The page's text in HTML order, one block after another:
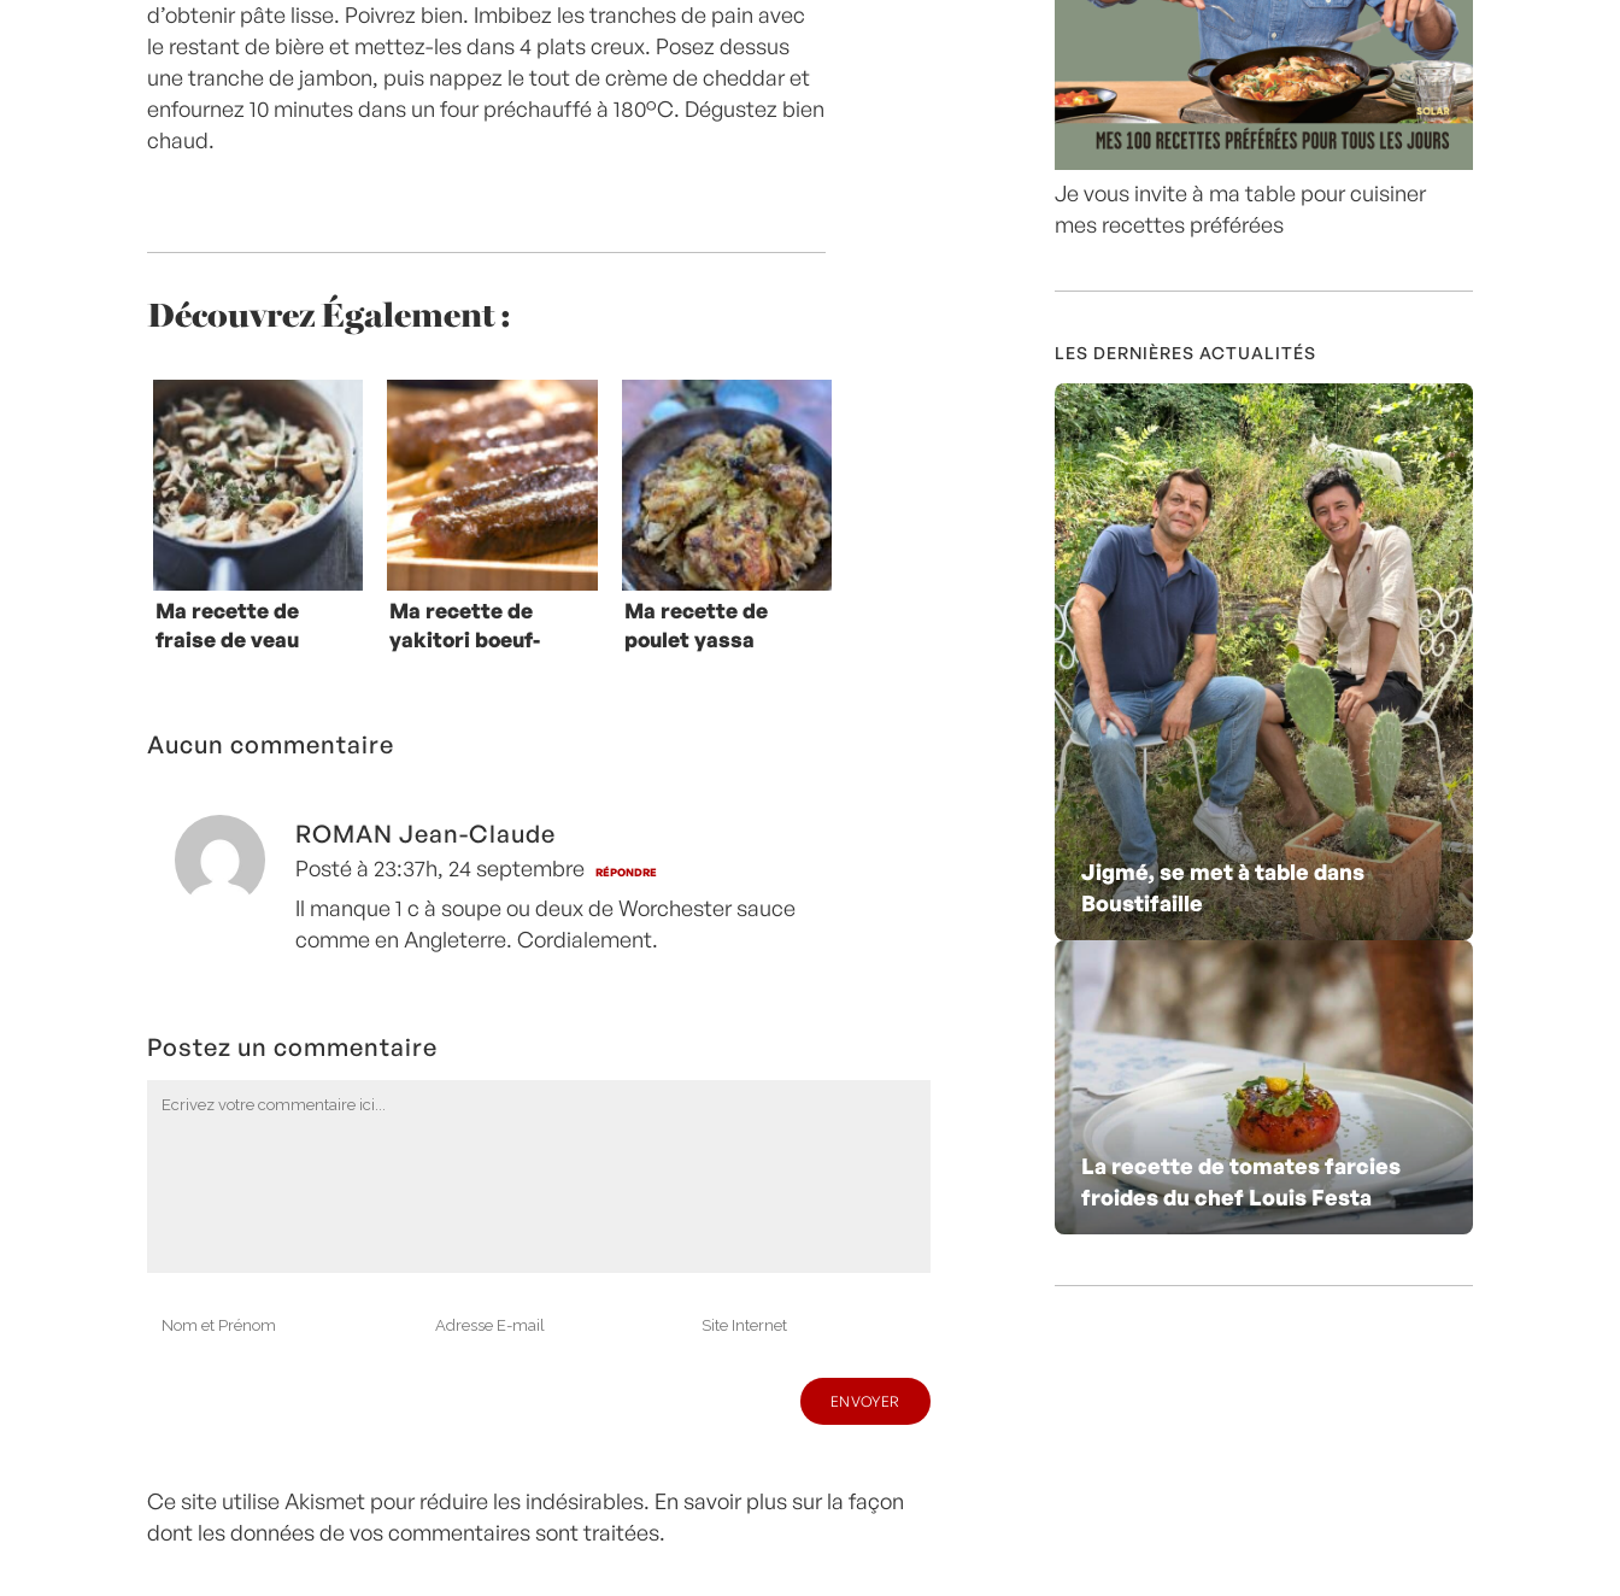
d’obtenir pâte lisse. Poivrez bien. Imbibez les tranches de pain avec
le restant de bière et mettez-les dans 4 plats creux. Posez dessus
une tranche de jambon, puis nappez le tout de crème de cheddar et
enfournez 10 minutes dans un four préchauffé à 180°C. Dégustez bien
chaud.
Découvrez Également :
Ma recette de
fraise de veau
Ma recette de
yakitori boeuf-
Ma recette de
poulet yassa
Aucun commentaire
ROMAN Jean-Claude
Posté à 23:37h, 24 septembre RÉPONDRE
Il manque 1 c à soupe ou deux de Worchester sauce
comme en Angleterre. Cordialement.
Postez un commentaire
Ce site utilise Akismet pour réduire les indésirables. En savoir plus sur la façon
dont les données de vos commentaires sont traitées.
Je vous invite à ma table pour cuisiner
mes recettes préférées
LES DERNIÈRES ACTUALITÉS
Jigmé, se met à table dans
Boustifaille
La recette de tomates farcies
froides du chef Louis Festa